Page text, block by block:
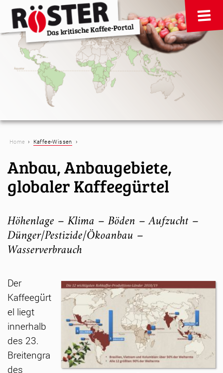
Home › Kaffee-Wissen ›
Anbau, Anbaugebiete,
globaler Kaffeegürtel
Höhenlage – Klima – Böden – Aufzucht –
Dünger/Pestizide/Ökoanbau –
Wasserverbrauch
Der
Kaffeegürt
el liegt
innerhalb
des 23.
Breitengra
des